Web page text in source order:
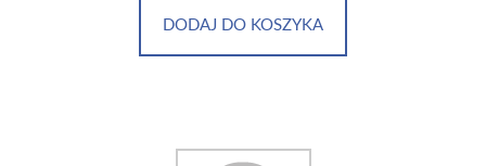
DODAJ DO KOSZYKA